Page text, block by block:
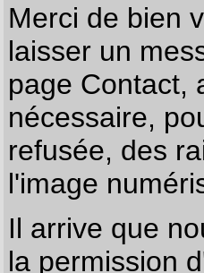
Merci de bien
laisser un
page Contact,
nécessaire,
refusée, des
l'image
Il arrive que
la permission